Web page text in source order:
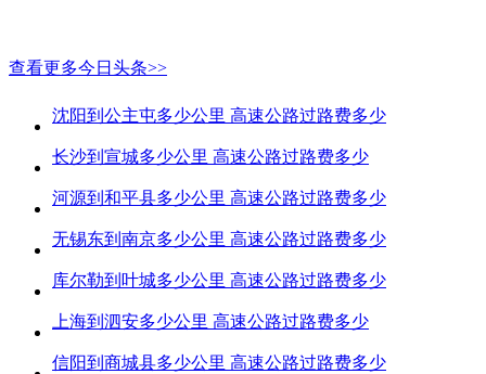
查看更多今日头条>>
沈阳到公主屯多少公里 高速公路过路费多少
长沙到宣城多少公里 高速公路过路费多少
河源到和平县多少公里 高速公路过路费多少
无锡东到南京多少公里 高速公路过路费多少
库尔勒到叶城多少公里 高速公路过路费多少
上海到泗安多少公里 高速公路过路费多少
信阳到商城县多少公里 高速公路过路费多少